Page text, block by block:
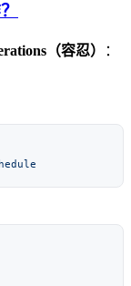
（容忍）
：